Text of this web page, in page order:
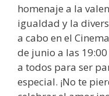
homenaje a la
igualdad y la
a cabo en el
de junio a las
a todos para ser
especial. ¡No te